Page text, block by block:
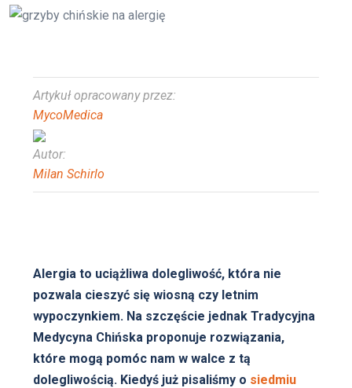
Artykuł opracowany przez:
MycoMedica
Autor:
Milan Schirlo
Alergia to uciążliwa dolegliwość, która nie
pozwala cieszyć się wiosną czy letnim
wypoczynkiem. Na szczęście jednak Tradycyjna
Medycyna Chińska proponuje rozwiązania,
które mogą pomóc nam w walce z tą
dolegliwością. Kiedyś już pisaliśmy o siedmiu